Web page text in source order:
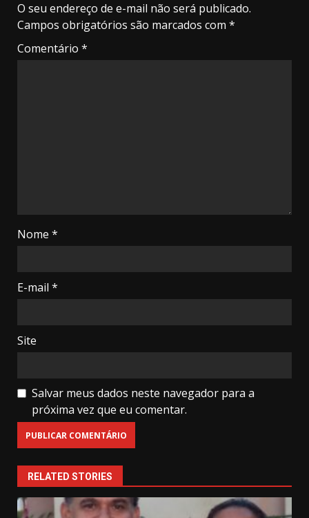
O seu endereço de e-mail não será publicado.
Campos obrigatórios são marcados com *
Comentário *
Nome *
E-mail *
Site
Salvar meus dados neste navegador para a
próxima vez que eu comentar.
RELATED STORIES